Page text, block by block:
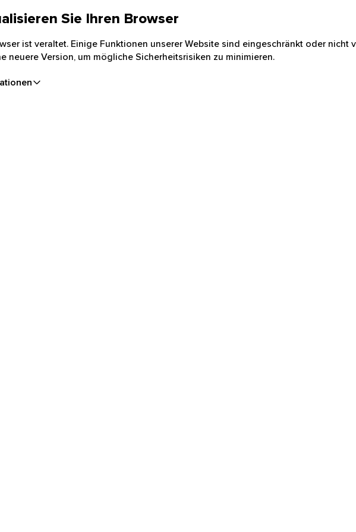
Sie Ihren Browser
ist veraltet. Einige Funktionen unserer Website sind eingeschränkt oder nicht
neuere Version, um mögliche Sicherheitsrisiken zu minimieren.